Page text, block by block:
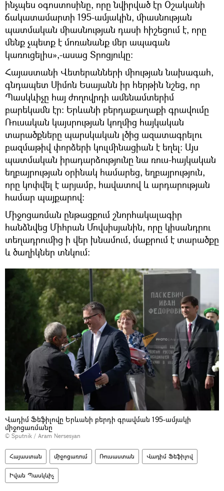
ինչպես օգոստոսինը, որը նվիրված էր Օշականի
ճակատամարտի 195-ամյակին, միասնության
պատմական միասնության դասի հիշեցում է, որը
մենք չպետք է մոռանանք մեր ապագան
կառուցելիս»,-ասաց Տրոցյուկը։
Հայաստանի Վետերանների միության նախագահ,
գնդապետ Սիմոն Եսայանն իր հերթին նշեց, որ
Պասկևիչը հայ ժողովրդի ամենամտերիմ
բարեկամն էր: Երևանի բերդաքաղաքի գրավումը
Ռուսական կայսրության կողմից հայկական
տարածքները պարսկական լծից ազատագրելու
բազմաթիվ փորձերի կուլմինացիան է եղել։ Այս
պատմական իրադարձությունը նա ռուս-հայկական
եղբայրության օրինակ համարեց, եղբայրություն,
որը կոփվել է արյամբ, հավատով և արդարության
համար պայքարով:
Միջոցառման ընթացքում շնորհակալագիր
հանձնվեց Միհրան Մովսիսյանին, որը կիսանդրու
տեղադրումից ի վեր խնամում, մաքրում է տարածքը
և ծաղիկներ տնկում:
Վադիմ Ֆեֆիլովը Երևանի բերդի գրավման 195-ամյակի
միջոցառմանը
© Sputnik / Aram Nersesyan
Հայաստան միջոցառում Ռուսաստան Վադիմ Ֆեֆիլով
Իվան Պասկևիչ